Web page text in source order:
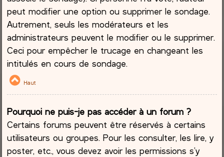
peut modifier une option ou supprimer le sondage.
Autrement, seuls les modérateurs et les
administrateurs peuvent le modifier ou le supprimer.
Ceci pour empêcher le trucage en changeant les
intitulés en cours de sondage.
Haut
Pourquoi ne puis-je pas accéder à un forum ?
Certains forums peuvent être réservés à certains
utilisateurs ou groupes. Pour les consulter, les lire, y
poster, etc., vous devez avoir les permissions s’y